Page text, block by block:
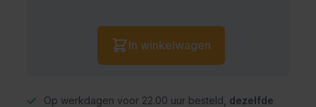
Aantal
In winkelwagen
Op werkdagen voor 22.00 uur besteld, dezelfde